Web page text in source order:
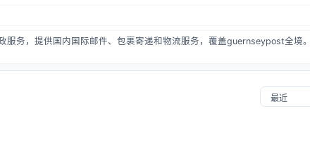
务，提供国内国际邮件、包裹寄递和物流服务，覆盖guernseypost全境。